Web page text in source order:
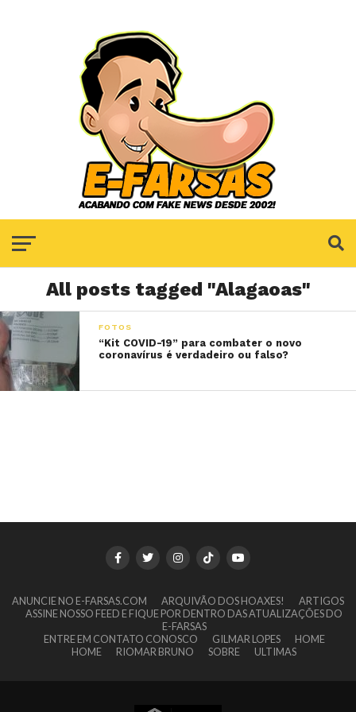
All posts tagged "Alagaoas"
FOTOS
“Kit COVID-19” para combater o novo
coronavírus é verdadeiro ou falso?
ANUNCIE NO E-FARSAS.COM ARQUIVÃO DOS HOAXES!
ARTIGOS
ASSINE NOSSO FEED E FIQUE POR DENTRO DAS ATUALIZAÇÕES DO
E-FARSAS
ENTRE EM CONTATO CONOSCO
GILMAR LOPES
HOME
HOME
RIOMAR BRUNO SOBRE ULTIMAS